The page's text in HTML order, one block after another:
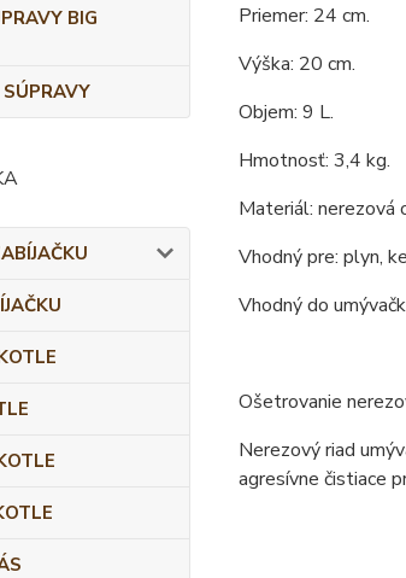
BIG
Priemer: 24 cm.
Výška: 20 cm.
Objem: 9 L.
Hmotnosť: 3,4 kg.
Materiál: nerezová
Vhodný pre: plyn,
Vhodný do
Ošetrovanie
Nerezový riad
agresívne čistiace